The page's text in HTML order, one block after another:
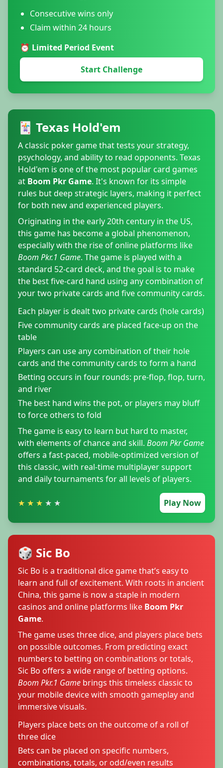
Consecutive wins only
Claim within 24 hours
⏰ Limited Period Event
Start Challenge
🃏 Texas Hold'em
A classic poker game that tests your strategy,
psychology, and ability to read opponents. Texas
Hold'em is one of the most popular card games
at Boom Pkr Game. It's known for its simple
rules but deep strategic layers, making it perfect
for both new and experienced players.
Originating in the early 20th century in the US,
this game has become a global phenomenon,
especially with the rise of online platforms like
Boom Pkr.1 Game. The game is played with a
standard 52-card deck, and the goal is to make
the best five-card hand using any combination of
your two private cards and five community cards.
Each player is dealt two private cards (hole cards)
Five community cards are placed face-up on the
table
Players can use any combination of their hole
cards and the community cards to form a hand
Betting occurs in four rounds: pre-flop, flop, turn,
and river
The best hand wins the pot, or players may bluff
to force others to fold
The game is easy to learn but hard to master,
with elements of chance and skill. Boom Pkr Game
offers a fast-paced, mobile-optimized version of
this classic, with real-time multiplayer support
and daily tournaments for all levels of players.
★ ★ ★ ★ ★ Play Now
🎲 Sic Bo
Sic Bo is a traditional dice game that’s easy to
learn and full of excitement. With roots in ancient
China, this game is now a staple in modern
casinos and online platforms like Boom Pkr
Game.
The game uses three dice, and players place bets
on possible outcomes. From predicting exact
numbers to betting on combinations or totals,
Sic Bo offers a wide range of betting options.
Boom Pkr.1 Game brings this timeless classic to
your mobile device with smooth gameplay and
immersive visuals.
Players place bets on the outcome of a roll of
three dice
Bets can be placed on specific numbers,
combinations, totals, or odd/even results